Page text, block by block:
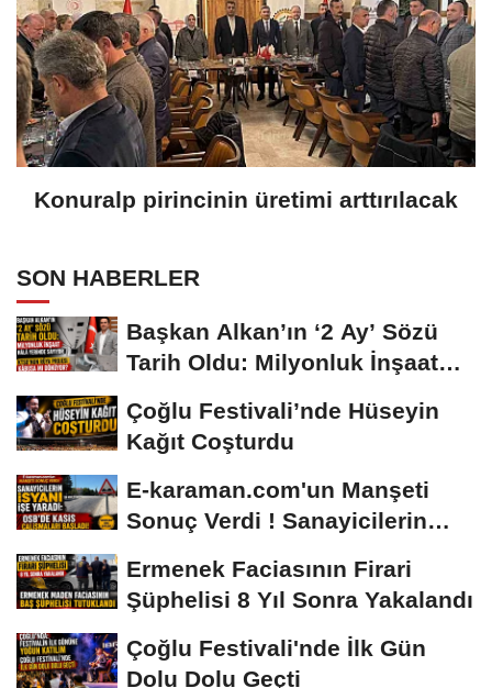
Konuralp pirincinin üretimi arttırılacak
SON HABERLER
Başkan Alkan’ın ‘2 Ay’ Sözü
Tarih Oldu: Milyonluk İnşaat
Çoğlu Festivali’nde Hüseyin
Kağıt Coşturdu
E-karaman.com'un Manşeti
Sonuç Verdi ! Sanayicilerin
Ermenek Faciasının Firari
Şüphelisi 8 Yıl Sonra Yakalandı
Çoğlu Festivali'nde İlk Gün
Dolu Dolu Geçti